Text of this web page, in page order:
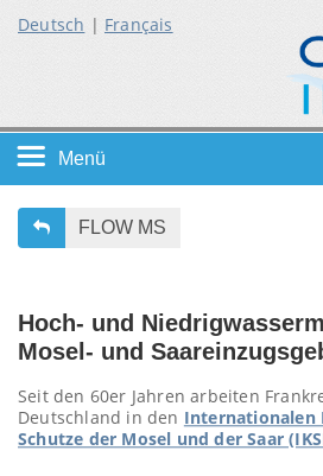
Deutsch | Français
Menü
Startseite
Service
FLOW MS
Hoch- und
Mosel- und
Seit den 60er Jahren arbeiten
Deutschland in den Internationalen
Schutze der Mosel und der Saar